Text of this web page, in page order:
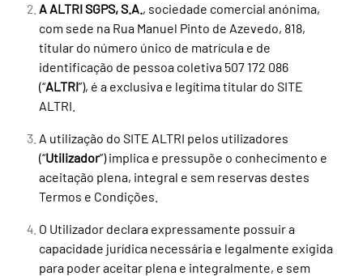
A ALTRI SGPS, S.A., sociedade comercial anónima,
com sede na Rua Manuel Pinto de Azevedo, 818,
titular do número único de matrícula e de
identificação de pessoa coletiva 507 172 086
(“ALTRI”), é a exclusiva e legítima titular do SITE
ALTRI.
A utilização do SITE ALTRI pelos utilizadores
(“Utilizador”) implica e pressupõe o conhecimento e
aceitação plena, integral e sem reservas destes
Termos e Condições.
O Utilizador declara expressamente possuir a
capacidade jurídica necessária e legalmente exigida
para poder aceitar plena e integralmente, e sem